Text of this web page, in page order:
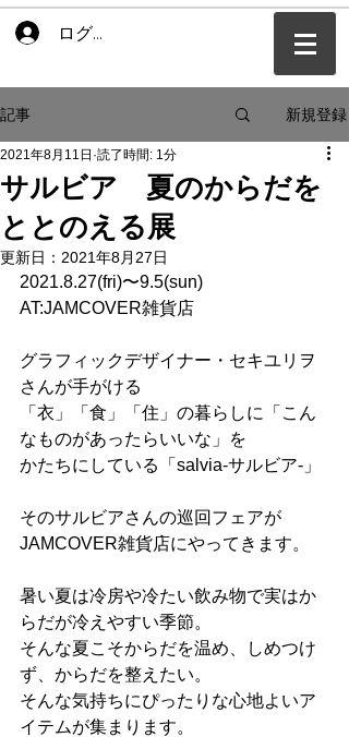
ログイン
記事 新規登録
サルビア 夏のからだを
ととのえる展
2021年8月11日 読了時間: 1分
更新日： 2021年8月27日
2021.8.27(fri)〜9.5(sun)
AT:JAMCOVER雑貨店
グラフィックデザイナー・セキユリヲ
さんが手がける
「衣」「食」「住」の暮らしに「こん
なものがあったらいいな」を
かたちにしている「salvia-サルビア-」
そのサルビアさんの巡回フェアが
JAMCOVER雑貨店にやってきます。
暑い夏は冷房や冷たい飲み物で実はか
らだが冷えやすい季節。
そんな夏こそからだを温め、しめつけ
ず、からだを整えたい。
そんな気持ちにぴったりな心地よいア
イテムが集まります。